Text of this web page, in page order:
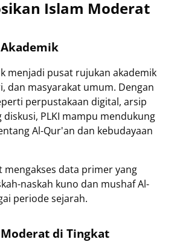
Islam Moderat
menjadi pusat rujukan akademik
dan masyarakat umum. Dengan
perpustakaan digital, arsip
PLKI mampu mendukung
Al-Qur'an dan kebudayaan
mengakses data primer yang
naskah kuno dan mushaf Al-
periode sejarah.
di Tingkat